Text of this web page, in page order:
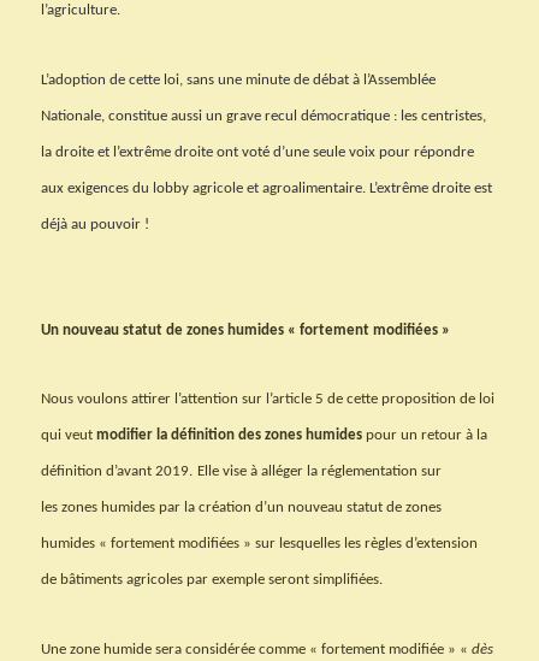
l’agriculture.
L’adoption de cette loi, sans une minute de débat à l’Assemblée
Nationale, constitue aussi un grave recul démocratique : les centristes,
la droite et l’extrême droite ont voté d’une seule voix pour répondre
aux exigences du lobby agricole et agroalimentaire. L’extrême droite est
déjà au pouvoir !
Un nouveau statut de zones humides « fortement modifiées »
Nous voulons attirer l’attention sur l’article 5 de cette proposition de loi
qui veutmodifier la définition des zones humides pour un retour à la
définition d’avant 2019. Elle vise à alléger la réglementation sur
les zones humides par la création d’un nouveau statut de zones
humides « fortement modifiées » sur lesquelles les règles d’extension
de bâtiments agricoles par exemple seront simplifiées.
Une zone humide sera considérée comme « fortement modifiée » «dès